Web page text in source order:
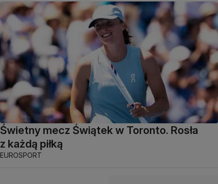
Świetny mecz Świątek w Toronto. Rosła
z każdą piłką
EUROSPORT